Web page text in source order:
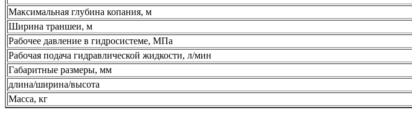
Максимальная глубина копания, м
Ширина траншеи, м
Рабочее давление в гидросистеме, МПа
Рабочая подача гидравлической жидкости, л/мин
Габаритные размеры, мм
длина/ширина/высота
Масса, кг